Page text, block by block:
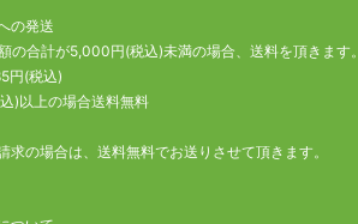
の発送
の合計が5,000円(税込)未満の場合、送料を頂きます。
円(税込)
)以上の場合送料無料
求の場合は、送料無料でお送りさせて頂きます。